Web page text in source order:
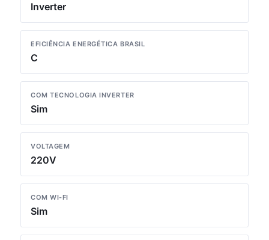
Inverter
EFICIÊNCIA ENERGÉTICA BRASIL
C
COM TECNOLOGIA INVERTER
Sim
VOLTAGEM
220V
COM WI-FI
Sim